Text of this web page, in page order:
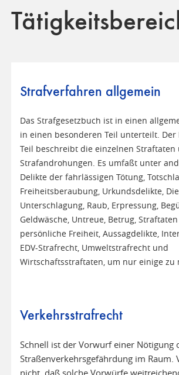
Strafverfahren allgemein
Das Strafgesetzbuch ist in einen
in einen besonderen Teil unterteilt. Der
Teil beschreibt die einzelnen Straftaten
Strafandrohungen. Es umfaßt unter
Delikte der fahrlässigen Tötung,
Freiheitsberaubung, Urkundsdelikte,
Unterschlagung, Raub, Erpressung,
Geldwäsche, Untreue, Betrug,
persönliche Freiheit, Aussagdelikte,
EDV-Strafrecht, Umweltstrafrecht und
Wirtschaftsstraftaten, um nur einige zu
Verkehrsstrafrecht
Schnell ist der Vorwurf einer Nötigung
Straßenverkehrsgefährdung im Raum.
nicht, daß solche Vorwürfe